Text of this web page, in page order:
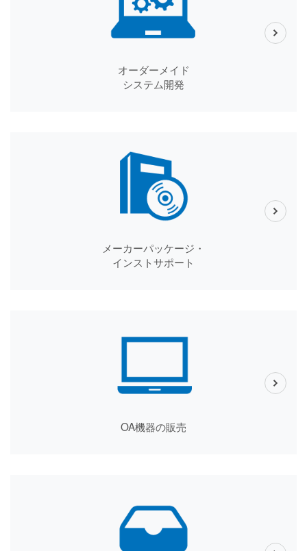
オーダーメイド
システム開発
メーカーパッケージ・
インストサポート
OA機器の販売